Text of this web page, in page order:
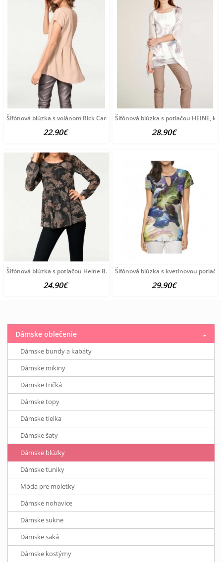
Šifónová blúzka s volánom Rick Cardona, púdrová
22.90€
Šifónová blúzka s potlačou HEINE,
28.90€
Šifónová blúzka s potlačou Heine B.C., čierno-farebná
24.90€
Šifónová blúzka s kvetinovou
29.90€
Dámske oblečenie
Dámske bundy a kabáty
Dámske mikiny
Dámske tričká
Dámske topy
Dámske tielka
Dámske šaty
Dámske blúzky
Dámske tuniky
Móda pre moletky
Dámske nohavice
Dámske sukne
Dámske saká
Dámske kostýmy